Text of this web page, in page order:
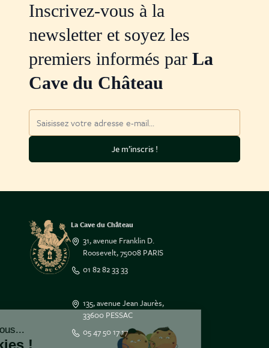
Salut c'est nous...
les Cookies !
Inscrivez-vous à la
newsletter et soyez les
premiers informés par La
Cave du Château
Adresse mail
Je m’inscris !
La Cave du Château
31, avenue Franklin D.
Roosevelt, 75008 PARIS
01 82 82 33 33
135, avenue Jean Jaurès,
33600 PESSAC
05 47 50 17 17